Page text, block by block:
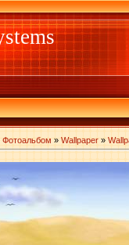
Фотоальбом » Wallpaper »